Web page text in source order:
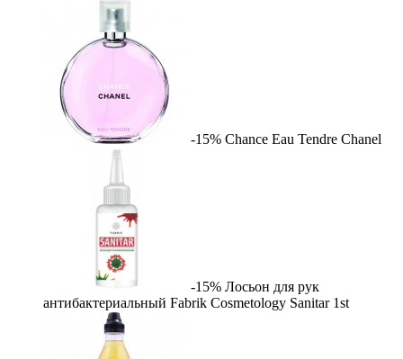
-15% Chance Eau Tendre Chanel
-15% Лосьон для рук
антибактериальный Fabrik Cosmetology Sanitar 1st